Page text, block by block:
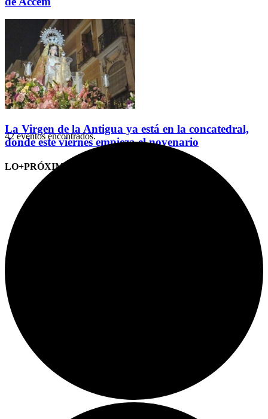
La Virgen de la Antigua ya está en la concatedral,
donde este viernes empieza el novenario
LO+PRÓXIMO (CITAS)
42 eventos encontrados.